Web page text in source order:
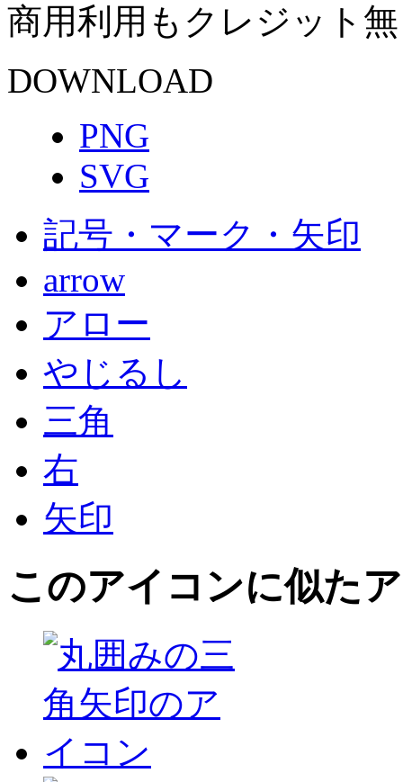
商用利用もクレジット
DOWNLOAD
PNG
SVG
記号・マーク・矢印
arrow
アロー
やじるし
三角
右
矢印
このアイコンに似た